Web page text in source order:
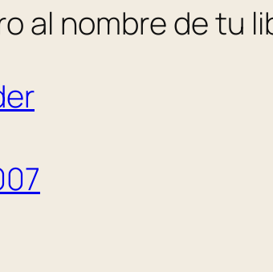
al nombre de tu